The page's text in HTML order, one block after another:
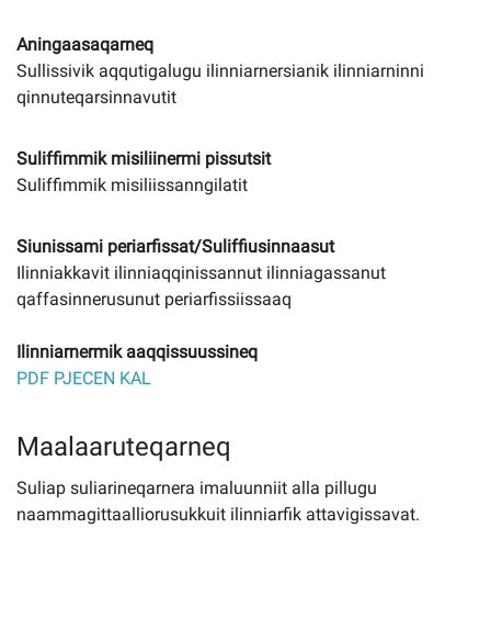
Aningaasaqarneq
Sullissivik aqqutigalugu ilinniarnersianik ilinniarninni
qinnuteqarsinnavutit
Suliffimmik misiliinermi pissutsit
Suliffimmik misiliissanngilatit
Siunissami periarfissat/Suliffiusinnaasut
Ilinniakkavit ilinniaqqinissannut ilinniagassanut
qaffasinnerusunut periarfissiissaaq
Ilinniarnermik aaqqissuussineq
PDF PJECEN KAL
Maalaaruteqarneq
Suliap suliarineqarnera imaluunniit alla pillugu
naammagittaalliorusukkuit ilinniarfik attavigissavat.